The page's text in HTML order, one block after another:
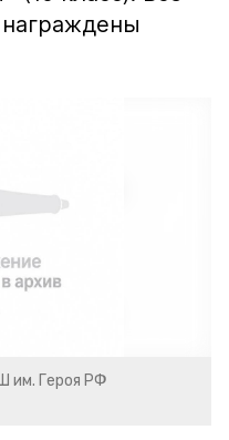
им. Героя РФ